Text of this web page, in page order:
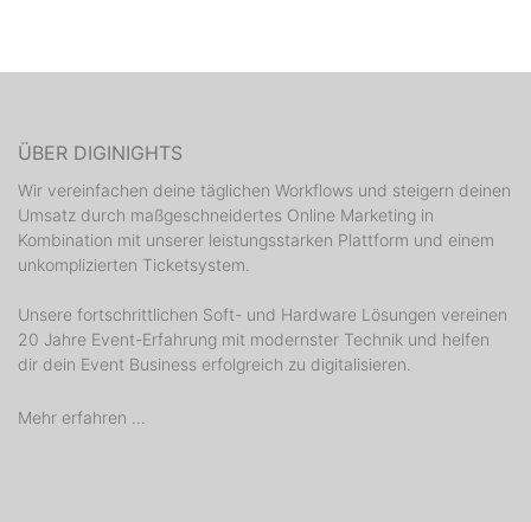
ÜBER DIGINIGHTS
Wir vereinfachen deine täglichen Workflows und steigern deinen
Umsatz durch maßgeschneidertes Online Marketing in
Kombination mit unserer leistungsstarken Plattform und einem
unkomplizierten Ticketsystem.
Unsere fortschrittlichen Soft- und Hardware Lösungen vereinen
20 Jahre Event-Erfahrung mit modernster Technik und helfen
dir dein Event Business erfolgreich zu digitalisieren.
Mehr erfahren ...